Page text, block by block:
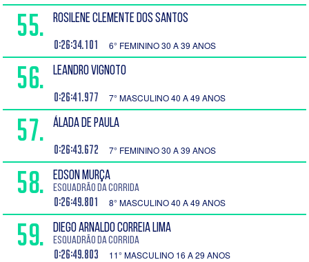
55. ROSILENE CLEMENTE DOS SANTOS
0:26:34.101 6° FEMININO 30 A 39 ANOS
56. LEANDRO VIGNOTO
0:26:41.977 7° MASCULINO 40 A 49 ANOS
57. ÁLADA DE PAULA
0:26:43.672 7° FEMININO 30 A 39 ANOS
58. EDSON MURÇA
Esquadrão da Corrida
0:26:49.801 8° MASCULINO 40 A 49 ANOS
59. DIEGO ARNALDO CORREIA LIMA
Esquadrão da Corrida
0:26:49.803 11° MASCULINO 16 A 29 ANOS